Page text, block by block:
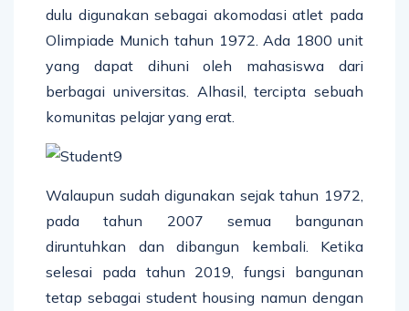
dulu digunakan sebagai akomodasi atlet pada
Olimpiade Munich tahun 1972. Ada 1800 unit
yang dapat dihuni oleh mahasiswa dari
berbagai universitas. Alhasil, tercipta sebuah
komunitas pelajar yang erat.
Walaupun sudah digunakan sejak tahun 1972,
pada tahun 2007 semua bangunan
diruntuhkan dan dibangun kembali. Ketika
selesai pada tahun 2019, fungsi bangunan
tetap sebagai student housing namun dengan